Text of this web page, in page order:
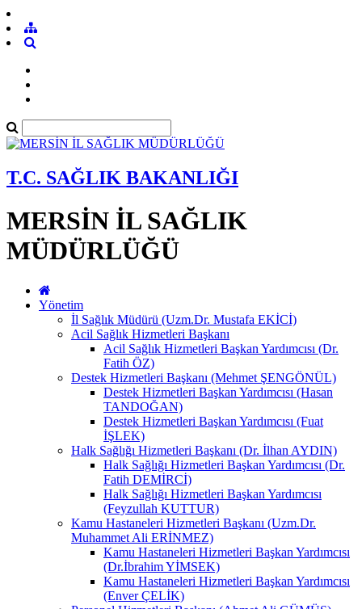
T.C. SAĞLIK BAKANLIĞI
MERSİN İL SAĞLIK
MÜDÜRLÜĞÜ
Yönetim
İl Sağlık Müdürü (Uzm.Dr. Mustafa EKİCİ)
Acil Sağlık Hizmetleri Başkanı
Acil Sağlık Hizmetleri Başkan Yardımcısı (Dr.
Fatih ÖZ)
Destek Hizmetleri Başkanı (Mehmet ŞENGÖNÜL)
Destek Hizmetleri Başkan Yardımcısı (Hasan
TANDOĞAN)
Destek Hizmetleri Başkan Yardımcısı (Fuat
İŞLEK)
Halk Sağlığı Hizmetleri Başkanı (Dr. İlhan AYDIN)
Halk Sağlığı Hizmetleri Başkan Yardımcısı (Dr.
Fatih DEMİRCİ)
Halk Sağlığı Hizmetleri Başkan Yardımcısı
(Feyzullah KUTTUR)
Kamu Hastaneleri Hizmetleri Başkanı (Uzm.Dr.
Muhammet Ali ERİNMEZ)
Kamu Hastaneleri Hizmetleri Başkan Yardımcısı
(Dr.İbrahim YİMSEK)
Kamu Hastaneleri Hizmetleri Başkan Yardımcısı
(Enver ÇELİK)